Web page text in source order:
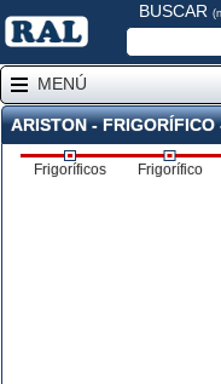
BUSCAR
MENÚ
ARISTON - FRIGORÍFICO
Frigoríficos Frigorífico